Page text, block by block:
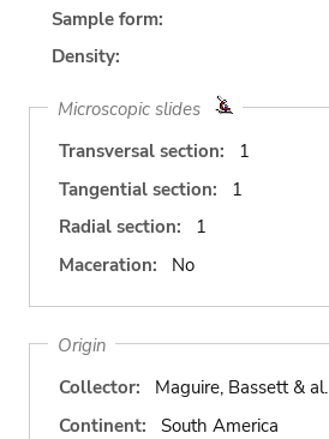
Sample form:
Density:
Microscopic slides
Transversal section:
1
Tangential section:
1
Radial section:
1
Maceration:
No
Origin
Collector:
Maguire, Bassett & al.
Continent:
South America